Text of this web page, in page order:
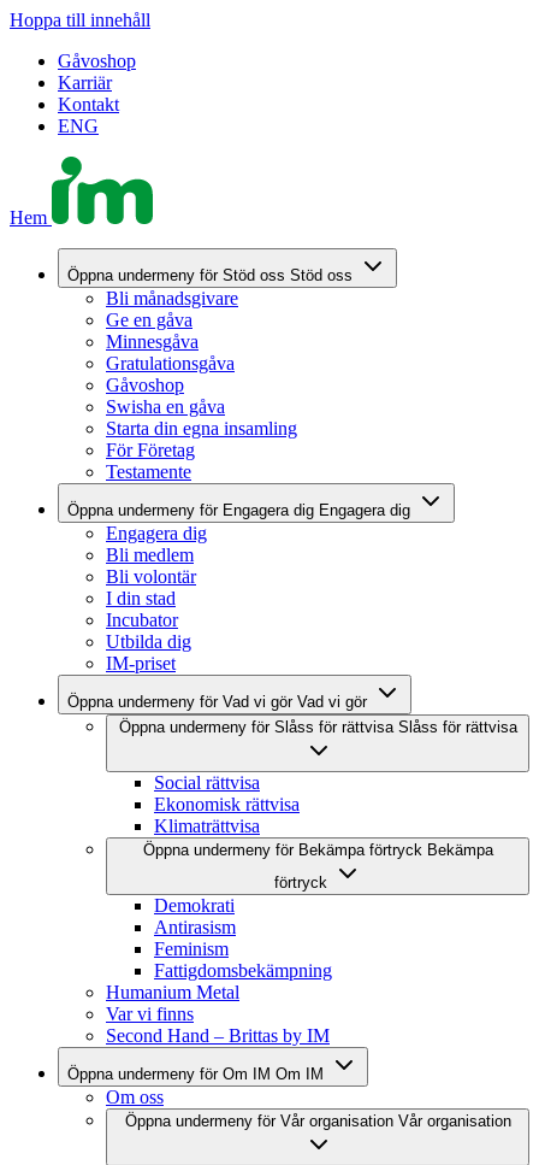
Hoppa till innehåll
Gåvoshop
Karriär
Kontakt
ENG
Hem
Öppna undermeny för Stöd oss Stöd oss
Bli månadsgivare
Ge en gåva
Minnesgåva
Gratulationsgåva
Gåvoshop
Swisha en gåva
Starta din egna insamling
För Företag
Testamente
Öppna undermeny för Engagera dig Engagera dig
Engagera dig
Bli medlem
Bli volontär
I din stad
Incubator
Utbilda dig
IM-priset
Öppna undermeny för Vad vi gör Vad vi gör
Öppna undermeny för Slåss för rättvisa Slåss för rättvisa
Social rättvisa
Ekonomisk rättvisa
Klimaträttvisa
Öppna undermeny för Bekämpa förtryckBekämpa
förtryck
Demokrati
Antirasism
Feminism
Fattigdomsbekämpning
Humanium Metal
Var vi finns
Second Hand – Brittas by IM
Öppna undermeny för Om IM Om IM
Om oss
Öppna undermeny för Vår organisation Vår organisation